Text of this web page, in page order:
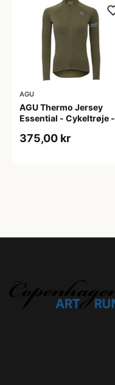
AGU
AGU Thermo Jersey
Essential - Cykeltrøje -
XXL
375,00 kr